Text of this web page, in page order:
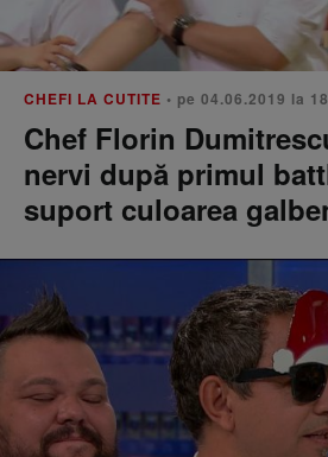
CHEFI LA CUTITE • pe 04.06.2019 la
Chef Florin
nervi după primul
suport culoarea